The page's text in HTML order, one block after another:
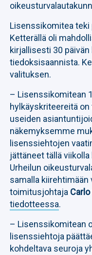
Lisenssikomitea teki
Ketterällä oli
kirjallisesti 30
tiedoksisaannista.
valituksen.
– Lisenssikomitean
hylkäyskriteereitä
useiden
näkemyksemme
lisenssiehtojen
jättäneet tällä
Urheilun
samalla
toimitusjohtaja
tiedotteessa.
– Lisenssikomitean
lisenssiehtoja
kohdeltava seuroja